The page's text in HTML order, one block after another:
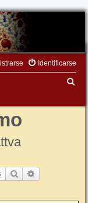
Identificarse
Buscar